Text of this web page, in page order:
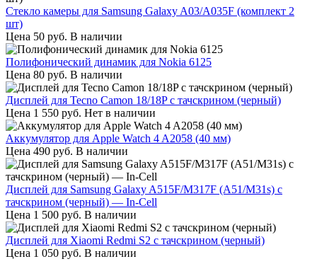
Стекло камеры для Samsung Galaxy A03/A035F (комплект 2
шт)
Цена 50 руб. В наличии
Полифонический динамик для Nokia 6125
Цена 80 руб. В наличии
Дисплей для Tecno Camon 18/18P с тачскрином (черный)
Цена 1 550 руб. Нет в наличии
Аккумулятор для Apple Watch 4 A2058 (40 мм)
Цена 490 руб. В наличии
Дисплей для Samsung Galaxy A515F/M317F (A51/M31s) с
тачскрином (черный) — In-Cell
Цена 1 500 руб. В наличии
Дисплей для Xiaomi Redmi S2 с тачскрином (черный)
Цена 1 050 руб. В наличии